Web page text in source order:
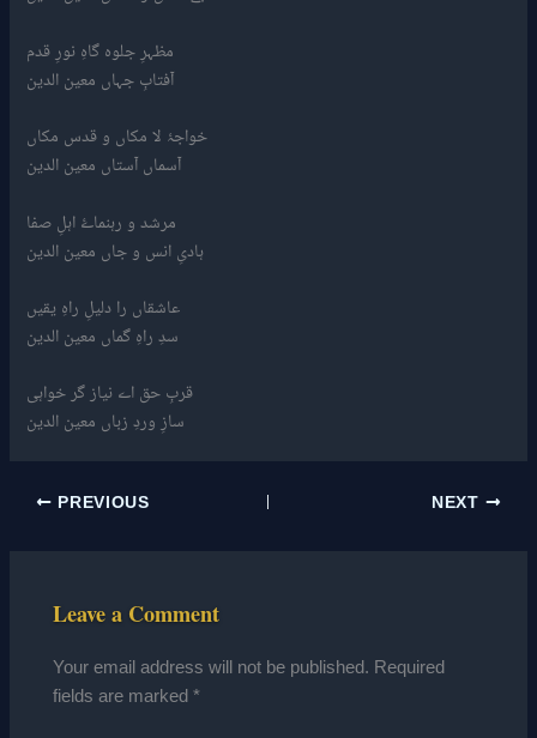
مظہرِ جلوہ گاہِ نورِ قدم
آفتابِ جہاں معین الدین
خواجۂ لا مکاں و قدس مکاں
آسماں آستاں معین الدین
مرشد و رہنماۓ اہلِ صفا
ہادیِ انس و جاں معین الدین
عاشقاں را دلیلِ راہِ یقیں
سدِ راہِ گماں معین الدین
قربِ حق اے نیاز گر خواہی
سازِ وردِ زباں معین الدین
PREVIOUS NEXT
Leave a Comment
Your email address will not be published. Required
fields are marked*